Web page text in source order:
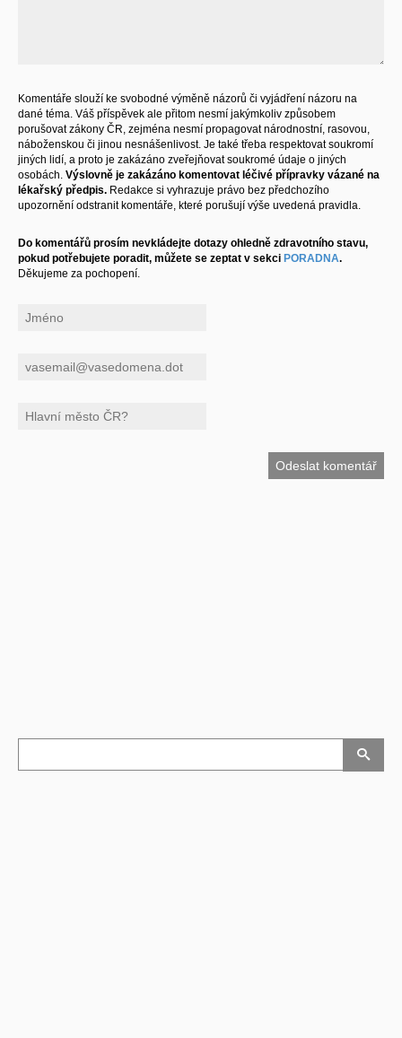
Komentáře slouží ke svobodné výměně názorů či vyjádření názoru na
dané téma. Váš příspěvek ale přitom nesmí jakýmkoliv způsobem
porušovat zákony ČR, zejména nesmí propagovat národnostní, rasovou,
náboženskou či jinou nesnášenlivost. Je také třeba respektovat soukromí
jiných lidí, a proto je zakázáno zveřejňovat soukromé údaje o jiných
osobách. Výslovně je zakázáno komentovat léčivé přípravky vázané na
lékařský předpis. Redakce si vyhrazuje právo bez předchozího
upozornění odstranit komentáře, které porušují výše uvedená pravidla.
Do komentářů prosím nevkládejte dotazy ohledně zdravotního stavu,
pokud potřebujete poradit, můžete se zeptat v sekci PORADNA.
Děkujeme za pochopení.